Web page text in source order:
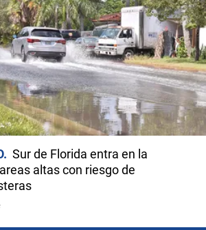
Sur de Florida entra en la
altas con riesgo de